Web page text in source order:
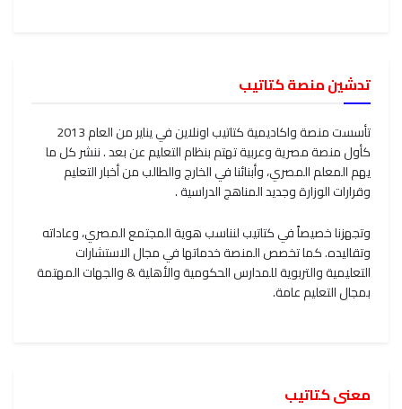
تدشين منصة كتاتيب
تأسست منصة واكاديمية كتاتيب اونلاين في يناير من العام 2013
كأول منصة مصرية وعربية تهتم بنظام التعليم عن بعد . ننشر كل ما
يهم المعلم المصري، وأبنائنا في الخارج والطالب من أخبار التعليم
وقرارات الوزارة وجديد المناهج الدراسية .
وتجهزنا خصيصاً في كتاتيب لنناسب هوية المجتمع المصري، وعاداته
وتقاليده. كما تخصص المنصة خدماتها في مجال الاستشارات
التعليمية والتربوية للمدارس الحكومية والأهلية & والجهات المهتمة
بمجال التعليم عامة.
معنى كتاتيب